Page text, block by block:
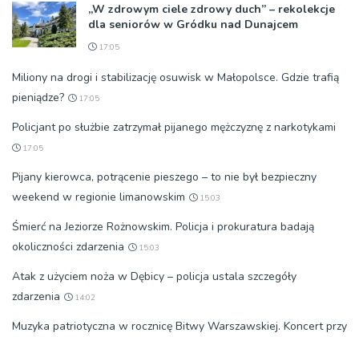
„W zdrowym ciele zdrowy duch” – rekolekcje
dla seniorów w Gródku nad Dunajcem
17:05
Miliony na drogi i stabilizację osuwisk w Małopolsce. Gdzie trafią
pieniądze?
17:05
Policjant po służbie zatrzymał pijanego mężczyznę z narkotykami
17:05
Pijany kierowca, potrącenie pieszego – to nie był bezpieczny
weekend w regionie limanowskim
15:03
Śmierć na Jeziorze Rożnowskim. Policja i prokuratura badają
okoliczności zdarzenia
15:03
Atak z użyciem noża w Dębicy – policja ustala szczegóły
zdarzenia
14:02
Muzyka patriotyczna w rocznicę Bitwy Warszawskiej. Koncert przy